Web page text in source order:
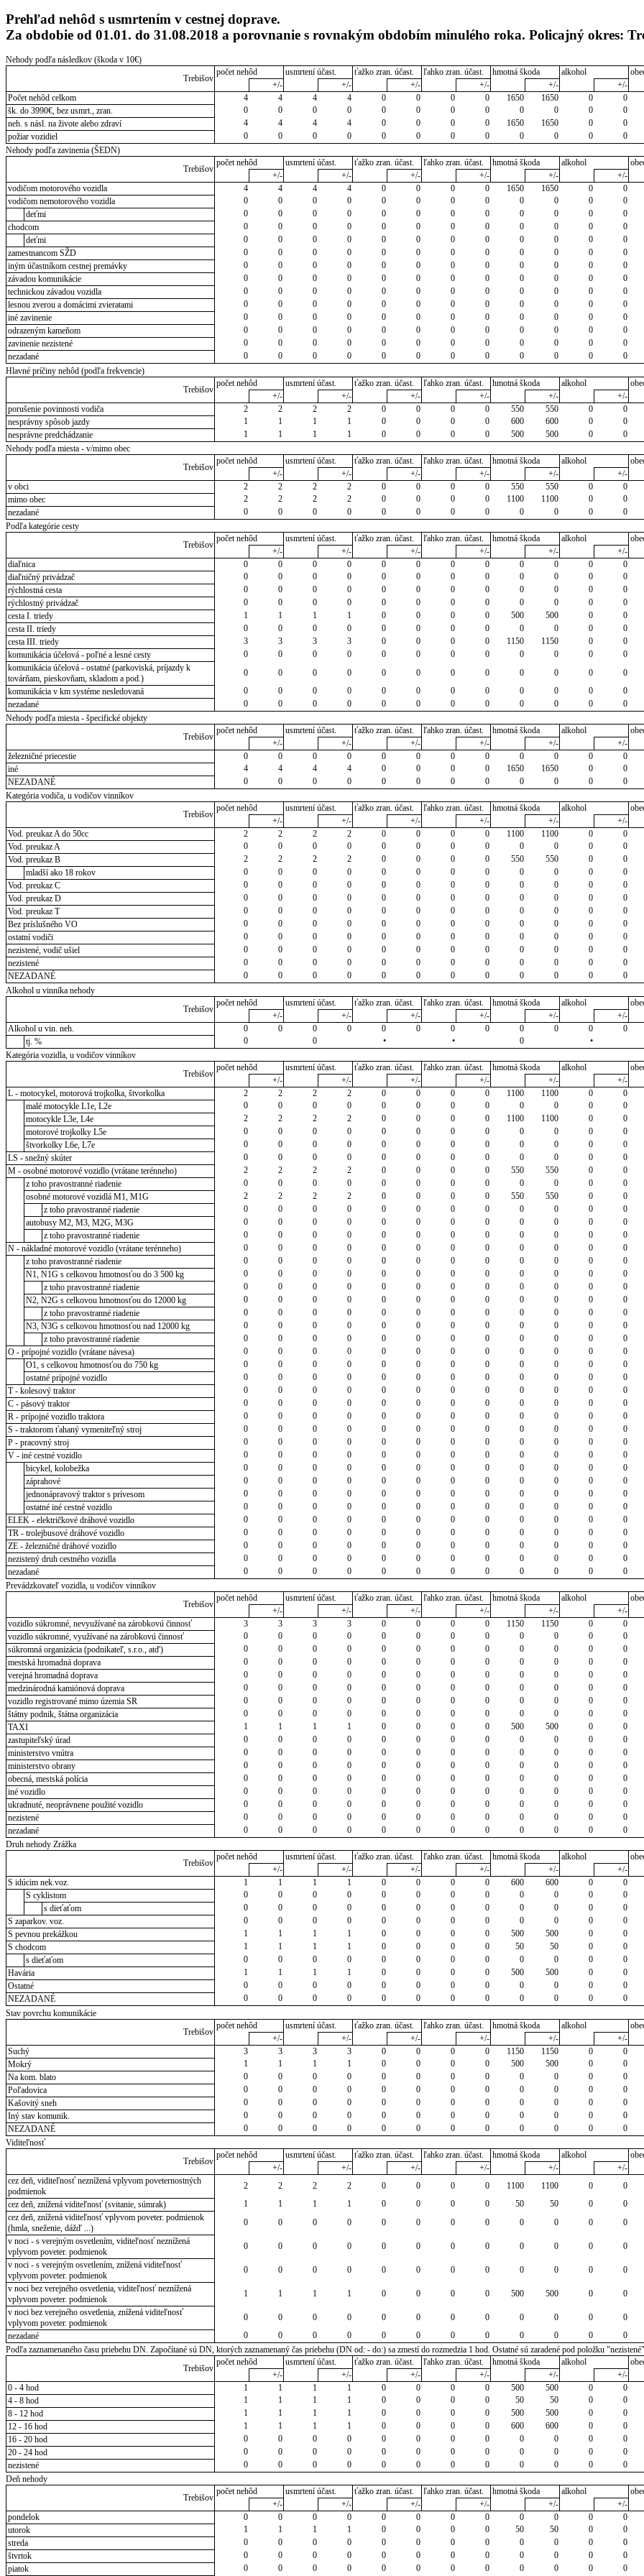
Prehľad nehôd s usmrtením v cestnej doprave.
Za obdobie od 01.01. do 31.08.2018 a porovnanie s rovnakým obdobím minulého roka. Policajný okres:
Nehody podľa následkov (škoda v 10€)
Trebišov
počet nehôd usmrtení účast. ťažko zran. účast. ľahko zran. účast. hmotná škoda alkohol
+/-
+/- +/- +/- +/- +/-
Počet nehôd celkom
4 4 4 4 0 0 0 0 1650 1650 0 0
šk. do 3990€, bez usmrt., zran.
0 0 0 0 0 0 0 0 0 0 0 0
neh. s násl. na živote alebo zdraví
4 4 4 4 0 0 0 0 1650 1650 0 0
požiar vozidiel
0 0 0 0 0 0 0 0 0 0 0 0
Nehody podľa zavinenia (ŠEDN)
Trebišov
počet nehôd usmrtení účast. ťažko zran. účast. ľahko zran. účast. hmotná škoda alkohol
+/-
+/- +/- +/- +/- +/-
vodičom motorového vozidla
4 4 4 4 0 0 0 0 1650 1650 0 0
vodičom nemotorového vozidla
0 0 0 0 0 0 0 0 0 0 0 0
deťmi
0 0 0 0 0 0 0 0 0 0 0 0
chodcom
0 0 0 0 0 0 0 0 0 0 0 0
deťmi
0 0 0 0 0 0 0 0 0 0 0 0
zamestnancom SŽD
0 0 0 0 0 0 0 0 0 0 0 0
iným účastníkom cestnej premávky
0 0 0 0 0 0 0 0 0 0 0 0
závadou komunikácie
0 0 0 0 0 0 0 0 0 0 0 0
technickou závadou vozidla
0 0 0 0 0 0 0 0 0 0 0 0
lesnou zverou a domácimi zvieratami
0 0 0 0 0 0 0 0 0 0 0 0
iné zavinenie
0 0 0 0 0 0 0 0 0 0 0 0
odrazeným kameňom
0 0 0 0 0 0 0 0 0 0 0 0
zavinenie nezistené
0 0 0 0 0 0 0 0 0 0 0 0
nezadané
0 0 0 0 0 0 0 0 0 0 0 0
Hlavné príčiny nehôd (podľa frekvencie)
Trebišov
počet nehôd usmrtení účast. ťažko zran. účast. ľahko zran. účast. hmotná škoda alkohol
+/-
+/- +/- +/- +/- +/-
porušenie povinnosti vodiča
2 2 2 2 0 0 0 0 550 550 0 0
nesprávny spôsob jazdy
1 1 1 1 0 0 0 0 600 600 0 0
nesprávne predchádzanie
1 1 1 1 0 0 0 0 500 500 0 0
Nehody podľa miesta - v/mimo obec
Trebišov
počet nehôd usmrtení účast. ťažko zran. účast. ľahko zran. účast. hmotná škoda alkohol
+/-
+/- +/- +/- +/- +/-
v obci
2 2 2 2 0 0 0 0 550 550 0 0
mimo obec
2 2 2 2 0 0 0 0 1100 1100 0 0
nezadané
0 0 0 0 0 0 0 0 0 0 0 0
Podľa kategórie cesty
Trebišov
počet nehôd usmrtení účast. ťažko zran. účast. ľahko zran. účast. hmotná škoda alkohol
+/-
+/- +/- +/- +/- +/-
diaľnica
0 0 0 0 0 0 0 0 0 0 0 0
diaľničný privádzač
0 0 0 0 0 0 0 0 0 0 0 0
rýchlostná cesta
0 0 0 0 0 0 0 0 0 0 0 0
rýchlostný privádzač
0 0 0 0 0 0 0 0 0 0 0 0
cesta I. triedy
1 1 1 1 0 0 0 0 500 500 0 0
cesta II. triedy
0 0 0 0 0 0 0 0 0 0 0 0
cesta III. triedy
3 3 3 3 0 0 0 0 1150 1150 0 0
komunikácia účelová - poľné a lesné cesty
0 0 0 0 0 0 0 0 0 0 0 0
komunikácia účelová - ostatné (parkoviská, príjazdy k
továrňam, pieskovňam, skladom a pod.)
0 0 0 0 0 0 0 0 0 0 0 0
komunikácia v km systéme nesledovaná
0 0 0 0 0 0 0 0 0 0 0 0
nezadané
0 0 0 0 0 0 0 0 0 0 0 0
Nehody podľa miesta - špecifické objekty
Trebišov
počet nehôd usmrtení účast. ťažko zran. účast. ľahko zran. účast. hmotná škoda alkohol
+/-
+/- +/- +/- +/- +/-
železničné priecestie
0 0 0 0 0 0 0 0 0 0 0 0
iné
4 4 4 4 0 0 0 0 1650 1650 0 0
NEZADANÉ
0 0 0 0 0 0 0 0 0 0 0 0
Kategória vodiča, u vodičov vinníkov
Trebišov
počet nehôd usmrtení účast. ťažko zran. účast. ľahko zran. účast. hmotná škoda alkohol
+/-
+/- +/- +/- +/- +/-
Vod. preukaz A do 50cc
2 2 2 2 0 0 0 0 1100 1100 0 0
Vod. preukaz A
0 0 0 0 0 0 0 0 0 0 0 0
Vod. preukaz B
2 2 2 2 0 0 0 0 550 550 0 0
mladší ako 18 rokov
0 0 0 0 0 0 0 0 0 0 0 0
Vod. preukaz C
0 0 0 0 0 0 0 0 0 0 0 0
Vod. preukaz D
0 0 0 0 0 0 0 0 0 0 0 0
Vod. preukaz T
0 0 0 0 0 0 0 0 0 0 0 0
Bez príslušného VO
0 0 0 0 0 0 0 0 0 0 0 0
ostatní vodiči
0 0 0 0 0 0 0 0 0 0 0 0
nezistené, vodič ušiel
0 0 0 0 0 0 0 0 0 0 0 0
nezistené
0 0 0 0 0 0 0 0 0 0 0 0
NEZADANÉ
0 0 0 0 0 0 0 0 0 0 0 0
Alkohol u vinníka nehody
Trebišov
počet nehôd usmrtení účast. ťažko zran. účast. ľahko zran. účast. hmotná škoda alkohol
+/-
+/- +/- +/- +/- +/-
Alkohol u vin. neh.
0 0 0 0 0 0 0 0 0 0 0 0
tj. %
0 0 • • 0 •
Kategória vozidla, u vodičov vinníkov
Trebišov
počet nehôd usmrtení účast. ťažko zran. účast. ľahko zran. účast. hmotná škoda alkohol
+/-
+/- +/- +/- +/- +/-
L - motocykel, motorová trojkolka, štvorkolka
2 2 2 2 0 0 0 0 1100 1100 0 0
malé motocykle L1e, L2e
0 0 0 0 0 0 0 0 0 0 0 0
motocykle L3e, L4e
2 2 2 2 0 0 0 0 1100 1100 0 0
motorové trojkolky L5e
0 0 0 0 0 0 0 0 0 0 0 0
štvorkolky L6e, L7e
0 0 0 0 0 0 0 0 0 0 0 0
LS - snežný skúter
0 0 0 0 0 0 0 0 0 0 0 0
M - osobné motorové vozidlo (vrátane terénneho)
2 2 2 2 0 0 0 0 550 550 0 0
z toho pravostranné riadenie
0 0 0 0 0 0 0 0 0 0 0 0
osobné motorové vozidlá M1, M1G
2 2 2 2 0 0 0 0 550 550 0 0
z toho pravostranné riadenie
0 0 0 0 0 0 0 0 0 0 0 0
autobusy M2, M3, M2G, M3G
0 0 0 0 0 0 0 0 0 0 0 0
z toho pravostranné riadenie
0 0 0 0 0 0 0 0 0 0 0 0
N - nákladné motorové vozidlo (vrátane terénneho)
0 0 0 0 0 0 0 0 0 0 0 0
z toho pravostranné riadenie
0 0 0 0 0 0 0 0 0 0 0 0
N1, N1G s celkovou hmotnosťou do 3 500 kg
0 0 0 0 0 0 0 0 0 0 0 0
z toho pravostranné riadenie
0 0 0 0 0 0 0 0 0 0 0 0
N2, N2G s celkovou hmotnosťou do 12000 kg
0 0 0 0 0 0 0 0 0 0 0 0
z toho pravostranné riadenie
0 0 0 0 0 0 0 0 0 0 0 0
N3, N3G s celkovou hmotnosťou nad 12000 kg
0 0 0 0 0 0 0 0 0 0 0 0
z toho pravostranné riadenie
0 0 0 0 0 0 0 0 0 0 0 0
O - prípojné vozidlo (vrátane návesa)
0 0 0 0 0 0 0 0 0 0 0 0
O1, s celkovou hmotnosťou do 750 kg
0 0 0 0 0 0 0 0 0 0 0 0
ostatné prípojné vozidlo
0 0 0 0 0 0 0 0 0 0 0 0
T - kolesový traktor
0 0 0 0 0 0 0 0 0 0 0 0
C - pásový traktor
0 0 0 0 0 0 0 0 0 0 0 0
R - prípojné vozidlo traktora
0 0 0 0 0 0 0 0 0 0 0 0
S - traktorom ťahaný vymeniteľný stroj
0 0 0 0 0 0 0 0 0 0 0 0
P - pracovný stroj
0 0 0 0 0 0 0 0 0 0 0 0
V - iné cestné vozidlo
0 0 0 0 0 0 0 0 0 0 0 0
bicykel, kolobežka
0 0 0 0 0 0 0 0 0 0 0 0
záprahové
0 0 0 0 0 0 0 0 0 0 0 0
jednonápravový traktor s prívesom
0 0 0 0 0 0 0 0 0 0 0 0
ostatné iné cestné vozidlo
0 0 0 0 0 0 0 0 0 0 0 0
ELEK - električkové dráhové vozidlo
0 0 0 0 0 0 0 0 0 0 0 0
TR - trolejbusové dráhové vozidlo
0 0 0 0 0 0 0 0 0 0 0 0
ZE - železničné dráhové vozidlo
0 0 0 0 0 0 0 0 0 0 0 0
nezistený druh cestného vozidla
0 0 0 0 0 0 0 0 0 0 0 0
nezadané
0 0 0 0 0 0 0 0 0 0 0 0
Prevádzkovateľ vozidla, u vodičov vinníkov
Trebišov
počet nehôd usmrtení účast. ťažko zran. účast. ľahko zran. účast. hmotná škoda alkohol
+/-
+/- +/- +/- +/- +/-
vozidlo súkromné, nevyužívané na zárobkovú činnosť
3 3 3 3 0 0 0 0 1150 1150 0 0
vozidlo súkromné, využívané na zárobkovú činnosť
0 0 0 0 0 0 0 0 0 0 0 0
súkromná organizácia (podnikateľ, s.r.o., atď)
0 0 0 0 0 0 0 0 0 0 0 0
mestská hromadná doprava
0 0 0 0 0 0 0 0 0 0 0 0
verejná hromadná doprava
0 0 0 0 0 0 0 0 0 0 0 0
medzinárodná kamiónová doprava
0 0 0 0 0 0 0 0 0 0 0 0
vozidlo registrované mimo územia SR
0 0 0 0 0 0 0 0 0 0 0 0
štátny podnik, štátna organizácia
0 0 0 0 0 0 0 0 0 0 0 0
TAXI
1 1 1 1 0 0 0 0 500 500 0 0
zastupiteľský úrad
0 0 0 0 0 0 0 0 0 0 0 0
ministerstvo vnútra
0 0 0 0 0 0 0 0 0 0 0 0
ministerstvo obrany
0 0 0 0 0 0 0 0 0 0 0 0
obecná, mestská polícia
0 0 0 0 0 0 0 0 0 0 0 0
iné vozidlo
0 0 0 0 0 0 0 0 0 0 0 0
ukradnuté, neoprávnene použité vozidlo
0 0 0 0 0 0 0 0 0 0 0 0
nezistené
0 0 0 0 0 0 0 0 0 0 0 0
nezadané
0 0 0 0 0 0 0 0 0 0 0 0
Druh nehody Zrážka
Trebišov
počet nehôd usmrtení účast. ťažko zran. účast. ľahko zran. účast. hmotná škoda alkohol
+/-
+/- +/- +/- +/- +/-
S idúcim nek.voz.
1 1 1 1 0 0 0 0 600 600 0 0
S cyklistom
0 0 0 0 0 0 0 0 0 0 0 0
s dieťaťom
0 0 0 0 0 0 0 0 0 0 0 0
S zaparkov. voz.
0 0 0 0 0 0 0 0 0 0 0 0
S pevnou prekážkou
1 1 1 1 0 0 0 0 500 500 0 0
S chodcom
1 1 1 1 0 0 0 0 50 50 0 0
s dieťaťom
0 0 0 0 0 0 0 0 0 0 0 0
Havária
1 1 1 1 0 0 0 0 500 500 0 0
Ostatné
0 0 0 0 0 0 0 0 0 0 0 0
NEZADANÉ
0 0 0 0 0 0 0 0 0 0 0 0
Stav povrchu komunikácie
Trebišov
počet nehôd usmrtení účast. ťažko zran. účast. ľahko zran. účast. hmotná škoda alkohol
+/-
+/- +/- +/- +/- +/-
Suchý
3 3 3 3 0 0 0 0 1150 1150 0 0
Mokrý
1 1 1 1 0 0 0 0 500 500 0 0
Na kom. blato
0 0 0 0 0 0 0 0 0 0 0 0
Poľadovica
0 0 0 0 0 0 0 0 0 0 0 0
Kašovitý sneh
0 0 0 0 0 0 0 0 0 0 0 0
Iný stav komunik.
0 0 0 0 0 0 0 0 0 0 0 0
NEZADANÉ
0 0 0 0 0 0 0 0 0 0 0 0
Viditeľnosť
Trebišov
počet nehôd usmrtení účast. ťažko zran. účast. ľahko zran. účast. hmotná škoda alkohol
+/-
+/- +/- +/- +/- +/-
cez deň, viditeľnosť neznížená vplyvom poveternostných
podmienok
2 2 2 2 0 0 0 0 1100 1100 0 0
cez deň, znížená viditeľnosť (svitanie, súmrak)
1 1 1 1 0 0 0 0 50 50 0 0
cez deň, znížená viditeľnosť vplyvom poveter. podmienok
(hmla, sneženie, dážď ...)
0 0 0 0 0 0 0 0 0 0 0 0
v noci - s verejným osvetlením, viditeľnosť neznížená
vplyvom poveter. podmienok
0 0 0 0 0 0 0 0 0 0 0 0
v noci - s verejným osvetlením, znížená viditeľnosť
vplyvom poveter. podmienok
0 0 0 0 0 0 0 0 0 0 0 0
v noci bez verejného osvetlenia, viditeľnosť neznížená
vplyvom poveter. podmienok
1 1 1 1 0 0 0 0 500 500 0 0
v noci bez verejného osvetlenia, znížená viditeľnosť
vplyvom poveter. podmienok
0 0 0 0 0 0 0 0 0 0 0 0
nezadané
0 0 0 0 0 0 0 0 0 0 0 0
Podľa zaznamenaného času priebehu DN. Započítané sú DN, ktorých zaznamenaný čas priebehu (DN od: - do:) sa zmestí do rozmedzia 1 hod. Ostatné sú zaradené pod položku "nezistené"
Trebišov
počet nehôd usmrtení účast. ťažko zran. účast. ľahko zran. účast. hmotná škoda alkohol
+/-
+/- +/- +/- +/- +/-
0 - 4 hod
1 1 1 1 0 0 0 0 500 500 0 0
4 - 8 hod
1 1 1 1 0 0 0 0 50 50 0 0
8 - 12 hod
1 1 1 1 0 0 0 0 500 500 0 0
12 - 16 hod
1 1 1 1 0 0 0 0 600 600 0 0
16 - 20 hod
0 0 0 0 0 0 0 0 0 0 0 0
20 - 24 hod
0 0 0 0 0 0 0 0 0 0 0 0
nezistené
0 0 0 0 0 0 0 0 0 0 0 0
Deň nehody
Trebišov
počet nehôd usmrtení účast. ťažko zran. účast. ľahko zran. účast. hmotná škoda alkohol
+/-
+/- +/- +/- +/- +/-
pondelok
0 0 0 0 0 0 0 0 0 0 0 0
utorok
1 1 1 1 0 0 0 0 50 50 0 0
streda
0 0 0 0 0 0 0 0 0 0 0 0
štvrtok
0 0 0 0 0 0 0 0 0 0 0 0
piatok
0 0 0 0 0 0 0 0 0 0 0 0